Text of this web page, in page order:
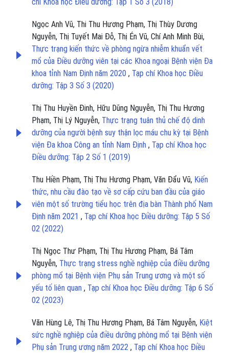
chí Khoa học Điều dưỡng: Tập 1 Số 3 (2018)
Ngọc Anh Vũ, Thi Thu Hương Phạm, Thị Thùy Dương
Nguyễn, Thị Tuyết Mai Đỗ, Thị Én Vũ, Chí Anh Minh Bùi,
Thực trạng kiến thức về phòng ngừa nhiễm khuẩn vết
mổ của Điều dưỡng viên tại các Khoa ngoại Bệnh viện Đa
khoa tỉnh Nam Định năm 2020 , Tạp chí Khoa học Điều
dưỡng: Tập 3 Số 3 (2020)
Thị Thu Huyền Đinh, Hữu Dũng Nguyễn, Thị Thu Hương
Phạm, Thị Lý Nguyễn, Thực trạng tuân thủ chế độ dinh
dưỡng của người bệnh suy thận lọc máu chu kỳ tại Bệnh
viện Đa khoa Công an tỉnh Nam Định , Tạp chí Khoa học
Điều dưỡng: Tập 2 Số 1 (2019)
Thu Hiền Phạm, Thị Thu Hương Phạm, Văn Đẩu Vũ, Kiến
thức, nhu cầu đào tạo về sơ cấp cứu ban đầu của giáo
viên một số trường tiểu học trên địa bàn Thành phố Nam
Định năm 2021 , Tạp chí Khoa học Điều dưỡng: Tập 5 Số
02 (2022)
Thị Ngọc Thư Phạm, Thị Thu Hương Phạm, Bá Tâm
Nguyễn, Thực trạng stress nghề nghiệp của điều dưỡng
phòng mổ tại Bệnh viện Phụ sản Trung ương và một số
yếu tố liên quan , Tạp chí Khoa học Điều dưỡng: Tập 6 Số
02 (2023)
Văn Hùng Lê, Thị Thu Hương Phạm, Bá Tâm Nguyễn, Kiệt
sức nghề nghiệp của điều dưỡng phòng mổ tại Bệnh viện
Phụ sản Trung ương năm 2022 , Tạp chí Khoa học Điều